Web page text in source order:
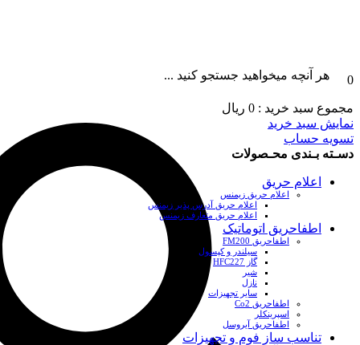
هر آنچه میخواهید جستجو کنید ...
0
مجموع سبد خرید : 0 ریال
نمایش سبد خرید
تسویه حساب
دسـته بـندی محـصولات
اعلام حریق
اعلام حریق زیمنس
اعلام حریق آدرس پذیر زیمنس
اعلام حریق متعارف زیمنس
اطفاحریق اتوماتیک
اطفاحریق FM200
سیلندر و کپسول
گاز HFC227
شیر
نازل
سایر تجهیزات
اطفاحریق Co2
اسپرینکلر
اطفاحریق آیروسل
تناسب ساز فوم و تجهیزات